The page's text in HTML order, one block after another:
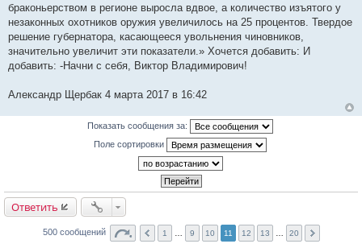
браконьерством в регионе выросла вдвое, а количество изъятого у
незаконных охотников оружия увеличилось на 25 процентов. Твердое
решение губернатора, касающееся увольнения чиновников,
значительно увеличит эти показатели.» Хочется добавить: И
добавить: -Начни с себя, Виктор Владимирович!
Александр Щербак 4 марта 2017 в 16:42
Показать сообщения за:
Поле сортировки
Ответить
500 сообщений 1 9 10 11 12 13 20